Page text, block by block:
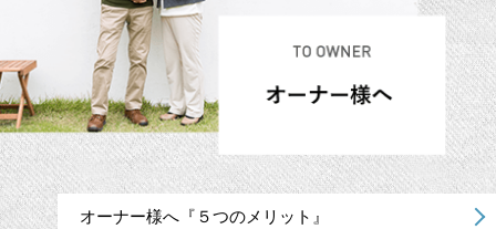
オーナー様へ『５つのメリット』